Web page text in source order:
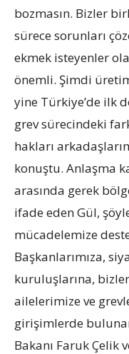
bozmasın. Bizler
sürece sorunları
ekmek isteyenler
önemli. Şimdi
yine Türkiye’de ilk
grev sürecindeki
hakları
konuştu. Anlaşma
arasında gerek
ifade eden Gül,
mücadelemize
Başkanlarımıza,
kuruluşlarına,
ailelerimize ve
girişimlerde
Bakanı Faruk Çelik